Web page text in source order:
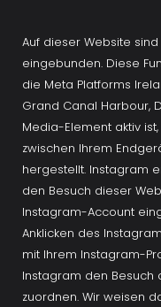
Auf dieser Website
eingebunden. Diese
die Meta Platforms
Grand Canal Harbour,
Media-Element aktiv
zwischen Ihrem
hergestellt. Instagram
den Besuch dieser
Instagram-Account
Anklicken des
mit Ihrem Instagram-
Instagram den Besuch
zuordnen. Wir weisen